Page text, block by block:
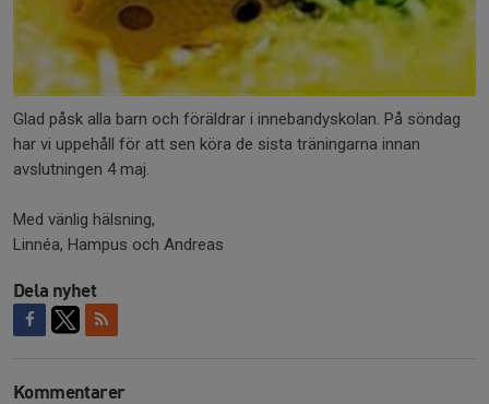
Glad påsk alla barn och föräldrar i innebandyskolan. På söndag
har vi uppehåll för att sen köra de sista träningarna innan
avslutningen 4 maj.
Med vänlig hälsning,
Linnéa, Hampus och Andreas
Dela nyhet
Kommentarer